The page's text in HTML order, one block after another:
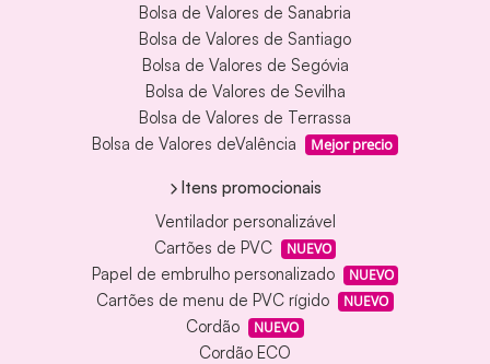
Bolsa de Valores de Sanabria
Bolsa de Valores de Santiago
Bolsa de Valores de Segóvia
Bolsa de Valores de Sevilha
Bolsa de Valores de Terrassa
Bolsa de Valores deValência
Mejor precio
Itens promocionais
Ventilador personalizável
Cartões de PVC
NUEVO
Papel de embrulho personalizado NUEVO
Cartões de menu de PVC rígido NUEVO
Cordão NUEVO
Cordão ECO